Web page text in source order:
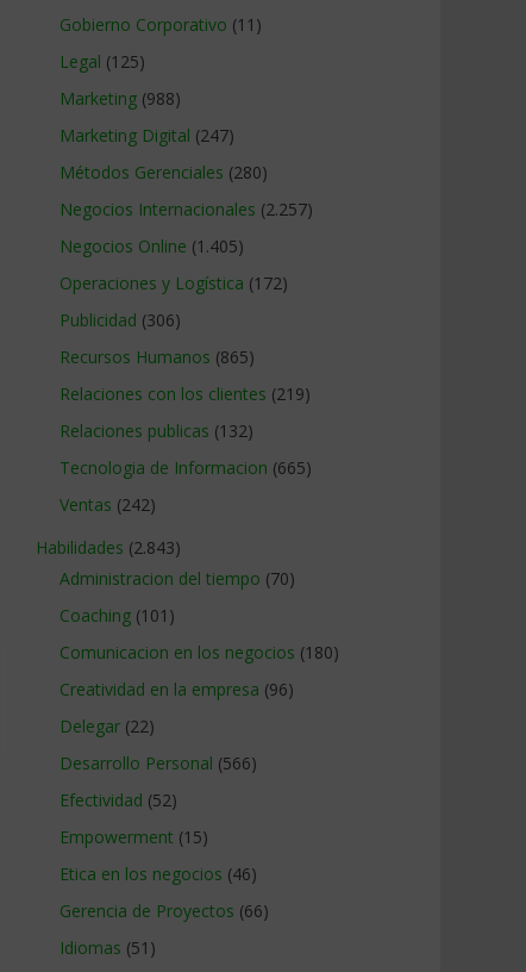
Gobierno Corporativo (11)
Legal (125)
Marketing (988)
Marketing Digital (247)
Métodos Gerenciales (280)
Negocios Internacionales (2.257)
Negocios Online (1.405)
Operaciones y Logística (172)
Publicidad (306)
Recursos Humanos (865)
Relaciones con los clientes (219)
Relaciones publicas (132)
Tecnologia de Informacion (665)
Ventas (242)
Habilidades (2.843)
Administracion del tiempo (70)
Coaching (101)
Comunicacion en los negocios (180)
Creatividad en la empresa (96)
Delegar (22)
Desarrollo Personal (566)
Efectividad (52)
Empowerment (15)
Etica en los negocios (46)
Gerencia de Proyectos (66)
Idiomas (51)